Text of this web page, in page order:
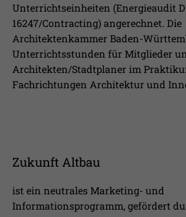
Unterrichtseinheiten (Energieaudit
16247/Contracting) angerechnet. Die
Architektenkammer Baden-
Unterrichtsstunden für Mitglieder
Architekten/Stadtplaner im
Fachrichtungen Architektur und
Zukunft Altbau
ist ein neutrales Marketing- und
Informationsprogramm, gefördert